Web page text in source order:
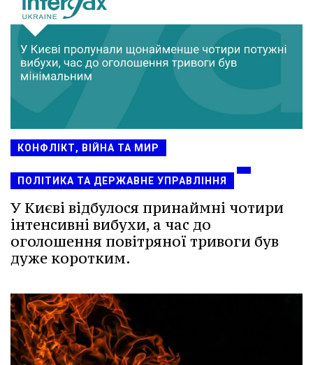
КОНФЛІКТ, ВІЙНА ТА МИР
ПОЛІТИКА ТА ДЕРЖАВНЕ УПРАВЛІННЯ
У Києві відбулося принаймні чотири
інтенсивні вибухи, а час до
оголошення повітряної тривоги був
дуже коротким.